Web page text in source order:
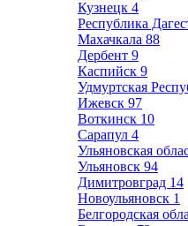
Кузнецк 4
Республика
Махачкала 88
Дербент 9
Каспийск 9
Удмуртская
Ижевск 97
Воткинск 10
Сарапул 4
Ульяновская
Ульяновск 94
Димитровград 14
Новоульяновск 1
Белгородская